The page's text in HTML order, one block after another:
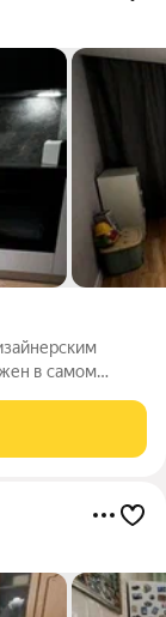
в самом
качество и